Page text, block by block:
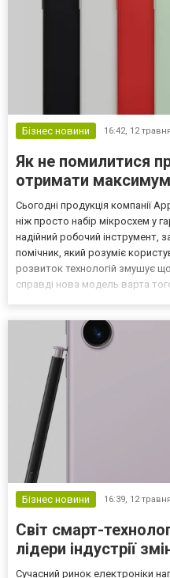
Бізнес новини 16:42, 12 травня
Як не помилитися
отримати
Сьогодні продукція компанії
ніж просто набір мікросхем у
надійний робочий інструмент,
помічник, який розуміє
розвиток технологій змушує
справді нова модель варта
Бізнес новини 16:39, 12 травня
Світ смарт-
лідери індустрії
Сучасний ринок електроніки